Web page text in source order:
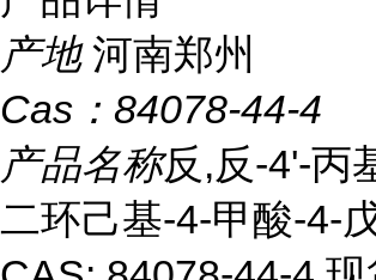
产地 河南郑州
Cas： 84078-44-4
产品名称反,反-4'-丙
二环己基-4-甲酸-4-